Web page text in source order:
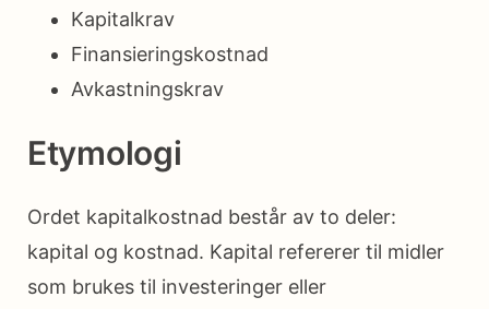
Kapitalkrav
Finansieringskostnad
Avkastningskrav
Etymologi
Ordet kapitalkostnad består av to deler:
kapital og kostnad. Kapital refererer til midler
som brukes til investeringer eller